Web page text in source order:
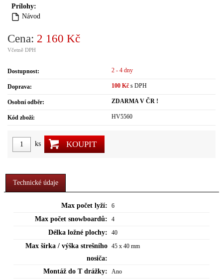
Prílohy:
Návod
Cena: 2 160 Kč
Včetně DPH
Dostupnost: 2 - 4 dny
Doprava: 100 Kč s DPH
Osobní odběr: ZDARMA V ČR !
Kód zboží: HV5560
ks KOUPIT
Technické údaje
Max počet lyží: 6
Max počet snowboardů: 4
Délka ložné plochy: 40
Max šírka / výška strešního
nosiča:
45 x 40 mm
Montáž do T drážky: Ano